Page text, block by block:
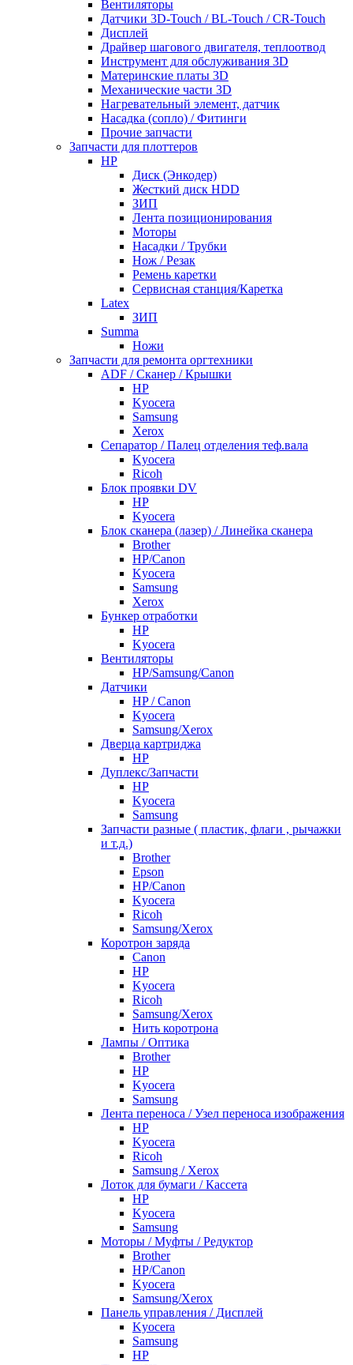
Вентиляторы
Датчики 3D-Touch / BL-Touch / CR-Touch
Дисплей
Драйвер шагового двигателя, теплоотвод
Инструмент для обслуживания 3D
Материнские платы 3D
Механические части 3D
Нагревательный элемент, датчик
Насадка (сопло) / Фитинги
Прочие запчасти
Запчасти для плоттеров
HP
Диск (Энкодер)
Жесткий диск HDD
ЗИП
Лента позиционирования
Моторы
Насадки / Трубки
Нож / Резак
Ремень каретки
Сервисная станция/Каретка
Latex
ЗИП
Summa
Ножи
Запчасти для ремонта оргтехники
ADF / Сканер / Крышки
HP
Kyocera
Samsung
Xerox
Cепаратор / Палец отделения теф.вала
Kyocera
Ricoh
Блок проявки DV
HP
Kyocera
Блок сканера (лазер) / Линейка сканера
Brother
HP/Canon
Kyocera
Samsung
Xerox
Бункер отработки
HP
Kyocera
Вентиляторы
HP/Samsung/Canon
Датчики
HP / Canon
Kyocera
Samsung/Xerox
Дверца картриджа
HP
Дуплекс/Запчасти
HP
Kyocera
Samsung
Запчасти разные ( пластик, флаги , рычажки
и т.д.)
Brother
Epson
HP/Canon
Kyocera
Ricoh
Samsung/Xerox
Коротрон заряда
Canon
HP
Kyocera
Ricoh
Samsung/Xerox
Нить коротрона
Лампы / Оптика
Brother
HP
Kyocera
Samsung
Лента переноса / Узел переноса изображения
HP
Kyocera
Ricoh
Samsung / Xerox
Лоток для бумаги / Кассета
HP
Kyocera
Samsung
Моторы / Муфты / Редуктор
Brother
HP/Canon
Kyocera
Samsung/Xerox
Панель управления / Дисплей
Kyocera
Samsung
НР